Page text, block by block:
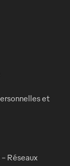
et
Réseaux